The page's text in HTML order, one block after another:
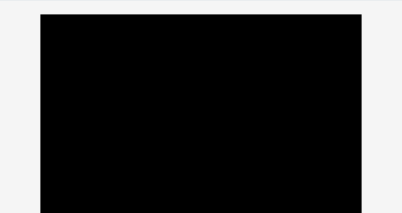
Noticias>UCaldas Cultural>Cuarto Seminario